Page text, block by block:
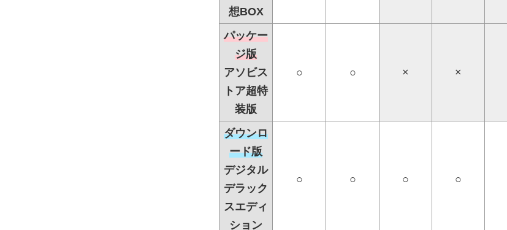
想BOX
パッケー
ジ版
アソビス
トア超特
装版
○ ○ × ×
ダウンロ
ード版
デジタル
デラック
スエディ
ション
○ ○ ○ ○